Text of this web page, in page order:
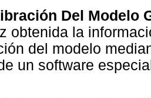
Del Modelo
obtenida la
del modelo
un software